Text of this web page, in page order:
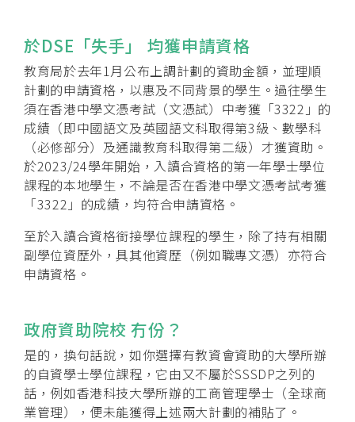
於DSE「失手」 均獲申請資格
教育局於去年1月公布上調計劃的資助金額，並理順
計劃的申請資格，以惠及不同背景的學生。過往學生
須在香港中學文憑考試（文憑試）中考獲「3322」的
成績（即中國語文及英國語文科取得第3級、數學科
（必修部分）及通識教育科取得第二級）才獲資助。
於2023/24學年開始，入讀合資格的第一年學士學位
課程的本地學生，不論是否在香港中學文憑考試考獲
「3322」的成績，均符合申請資格。
至於入讀合資格銜接學位課程的學生，除了持有相關
副學位資歷外，具其他資歷（例如職專文憑）亦符合
申請資格。
政府資助院校 冇份？
是的，換句話說，如你選擇有教資會資助的大學所辦
的自資學士學位課程，它由又不屬於SSSDP之列的
話，例如香港科技大學所辦的工商管理學士（全球商
業管理），便未能獲得上述兩大計劃的補貼了。